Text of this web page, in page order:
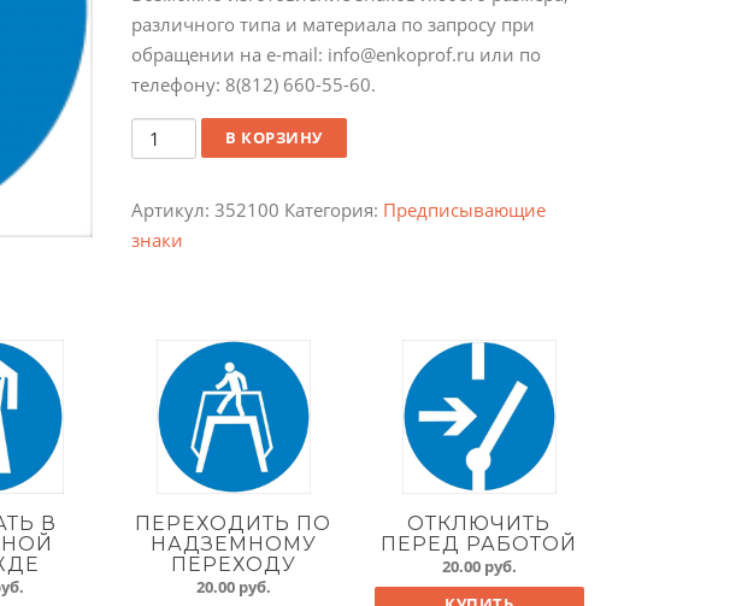
различного типа и материала по запросу при
обращении на e-mail: info@enkoprof.ru или по
телефону: 8(812) 660-55-60.
КоличествоВ КОРЗИНУ
Артикул: 352100 Категория: Предписывающие
знаки
В
ПЕРЕХОДИТЬ ПО
НАДЗЕМНОМУ
ПЕРЕХОДУ
20.00 руб.
ОТКЛЮЧИТЬ
ПЕРЕД РАБОТОЙ
20.00 руб.